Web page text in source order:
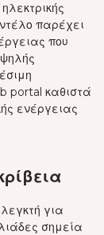
παρέχει
που
portal καθιστά
ενέργειας
για
σημεία